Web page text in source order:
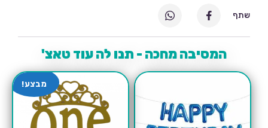
המסיבה מחכה - תנו לה עוד טאצ'
מבצע!
שתף